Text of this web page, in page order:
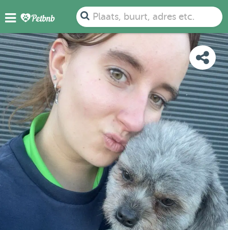
Plaats, buurt, adres etc.
FOTO'S DETAILS BESCHIKBAARHEID
KAART